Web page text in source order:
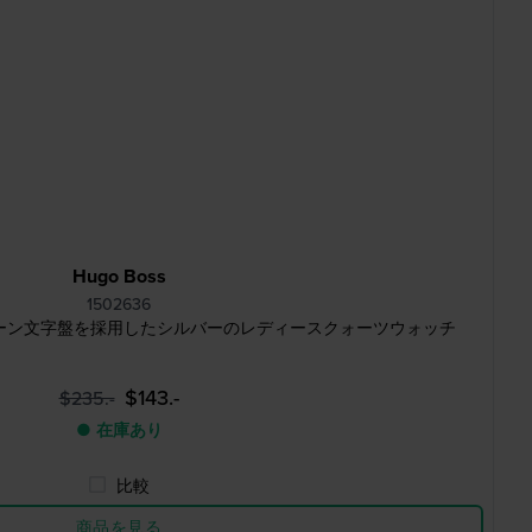
Hugo Boss
1502636
文字盤を採用したシルバーのレディースクォーツウォッチ
$235.- $143.-
● 在庫あり
比較